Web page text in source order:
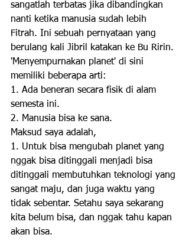
sangatlah terbatas jika dibandingkan
nanti ketika manusia sudah lebih
Fitrah. Ini sebuah pernyataan yang
berulang kali Jibril katakan ke Bu Ririn.
'Menyempurnakan planet' di sini
memiliki beberapa arti:
1. Ada beneran secara fisik di alam
semesta ini.
2. Manusia bisa ke sana.
Maksud saya adalah,
1. Untuk bisa mengubah planet yang
nggak bisa ditinggali menjadi bisa
ditinggali membutuhkan teknologi yang
sangat maju, dan juga waktu yang
tidak sebentar. Setahu saya sekarang
kita belum bisa, dan nggak tahu kapan
akan bisa.